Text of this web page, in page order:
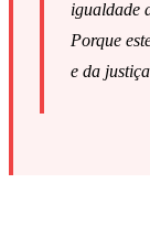
igualdade
Porque
e da